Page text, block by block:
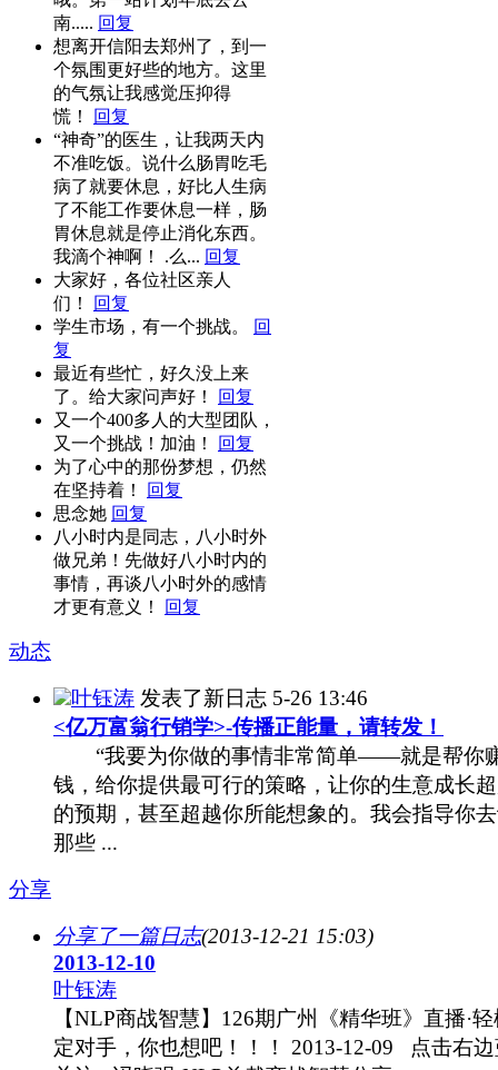
南..... 回复
想离开信阳去郑州了，到一
个氛围更好些的地方。这里
的气氛让我感觉压抑得
慌！
回复
“神奇”的医生，让我两天内
不准吃饭。说什么肠胃吃毛
病了就要休息，好比人生病
了不能工作要休息一样，肠
胃休息就是停止消化东西。
我滴个神啊！ .么... 回复
大家好，各位社区亲人
们！
回复
学生市场，有一个挑战。
回
复
最近有些忙，好久没上来
了。给大家问声好！
回复
又一个400多人的大型团队，
又一个挑战！加油！
回复
为了心中的那份梦想，仍然
在坚持着！
回复
思念她 回复
八小时内是同志，八小时外
做兄弟！先做好八小时内的
事情，再谈八小时外的感情
才更有意义！
回复
动态
叶钰涛 发表了新日志 5-26 13:46
<亿万富翁行销学>-传播正能量，请转发！
“我要为你做的事情非常简单——就是帮你
钱，给你提供最可行的策略，让你的生意成长
的预期，甚至超越你所能想象的。我会指导你
那些 ...
分享
分享了一篇日志(2013-12-21 15:03)
2013-12-10
叶钰涛
【NLP商战智慧】126期广州《精华班》直播·
定对手，你也想吧！！！ 2013-12-09 点击右